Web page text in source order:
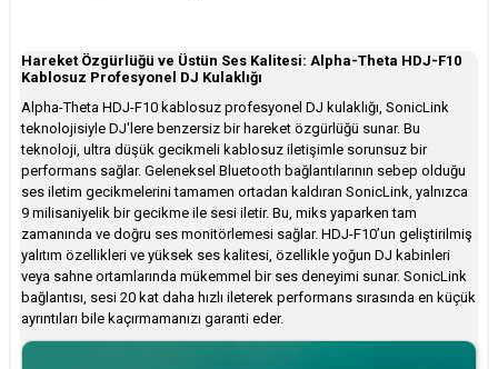
Hareket Özgürlüğü ve Üstün Ses Kalitesi: Alpha-Theta HDJ-F10
Kablosuz Profesyonel DJ Kulaklığı
Alpha-Theta HDJ-F10 kablosuz profesyonel DJ kulaklığı, SonicLink
teknolojisiyle DJ'lere benzersiz bir hareket özgürlüğü sunar. Bu
teknoloji, ultra düşük gecikmeli kablosuz iletişimle sorunsuz bir
performans sağlar. Geleneksel Bluetooth bağlantılarının sebep olduğu
ses iletim gecikmelerini tamamen ortadan kaldıran SonicLink, yalnızca
9 milisaniyelik bir gecikme ile sesi iletir. Bu, miks yaparken tam
zamanında ve doğru ses monitörlemesi sağlar. HDJ-F10’un geliştirilmiş
yalıtım özellikleri ve yüksek ses kalitesi, özellikle yoğun DJ kabinleri
veya sahne ortamlarında mükemmel bir ses deneyimi sunar. SonicLink
bağlantısı, sesi 20 kat daha hızlı ileterek performans sırasında en küçük
ayrıntıları bile kaçırmamanızı garanti eder.